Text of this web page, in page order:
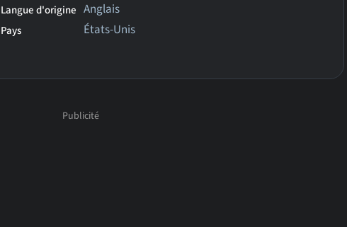
Langue d'origine Anglais
Pays États-Unis